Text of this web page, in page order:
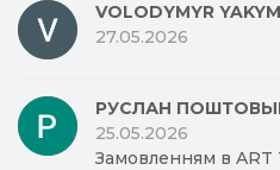
VOLODYMYR
27.05.2026
РУСЛАН
25.05.2026
Замовленням в ART